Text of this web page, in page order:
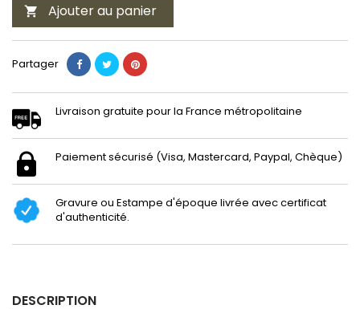
 Ajouter au panier
Partager
Livraison gratuite pour la France métropolitaine
Paiement sécurisé (Visa, Mastercard, Paypal, Chèque)
Gravure ou Estampe d'époque livrée avec certificat
d'authenticité.
DESCRIPTION